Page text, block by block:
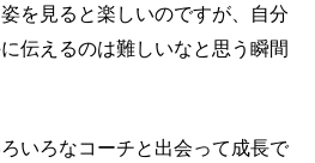
を見ると楽しいのですが、自分
伝えるのは難しいなと思う瞬間
いろなコーチと出会って成長で